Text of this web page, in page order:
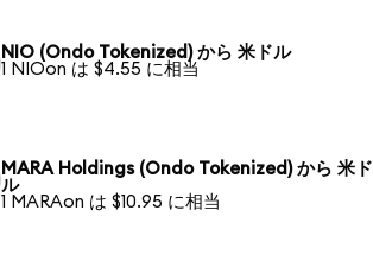
NIO (Ondo Tokenized) から 米ドル
1 NIOon は $4.55 に相当
MARA Holdings (Ondo Tokenized) から 米ド
ル
1 MARAon は $10.95 に相当